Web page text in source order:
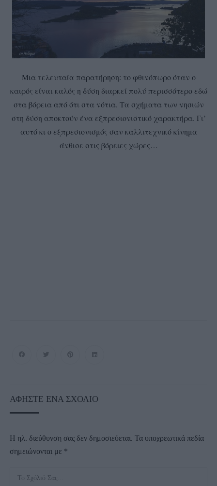
Μια τελευταία παρατήρηση: το φθινόπωρο όταν ο
καιρός είναι καλός η δύση διαρκεί πολύ περισσότερο εδώ
στα βόρεια από ότι στα νότια. Τα σχήματα των νησιών
στη δύση αποκτούν ένα εξπρεσιονιστικό χαρακτήρα. Γι’
αυτό κι ο εξπρεσιονισμός σαν καλλιτεχνικό κίνημα
άνθισε στις βόρειες χώρες…
ΑΦΉΣΤΕ ΈΝΑ ΣΧΌΛΙΟ
Η ηλ. διεύθυνση σας δεν δημοσιεύεται. Τα υποχρεωτικά πεδία
σημειώνονται με *